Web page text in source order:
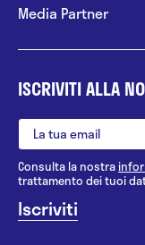
Media Partner
ISCRIVITI ALLA
Consulta la nostra
trattamento dei tuoi